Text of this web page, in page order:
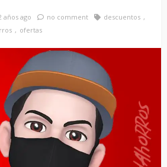
años ago no comment
descuentos
ofertas